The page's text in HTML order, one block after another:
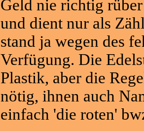
Geld nie richtig
und dient nur als
stand ja wegen des
Verfügung. Die
Plastik, aber die
nötig, ihnen auch
einfach 'die roten'